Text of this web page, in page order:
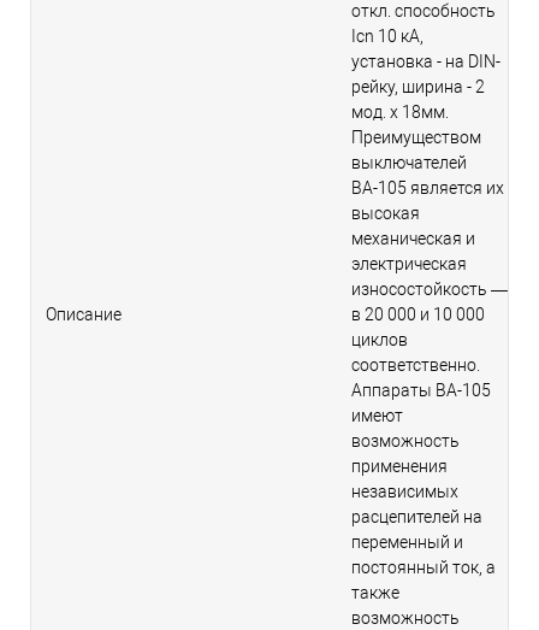
Описание
откл. способность
Icn 10 кА,
установка - на DIN-
рейку, ширина - 2
мод. х 18мм.
Преимуществом
выключателей
ВА-105 является их
высокая
механическая и
электрическая
износостойкость —
в 20 000 и 10 000
циклов
соответственно.
Аппараты ВА-105
имеют
возможность
применения
независимых
расцепителей на
переменный и
постоянный ток, а
также
возможность